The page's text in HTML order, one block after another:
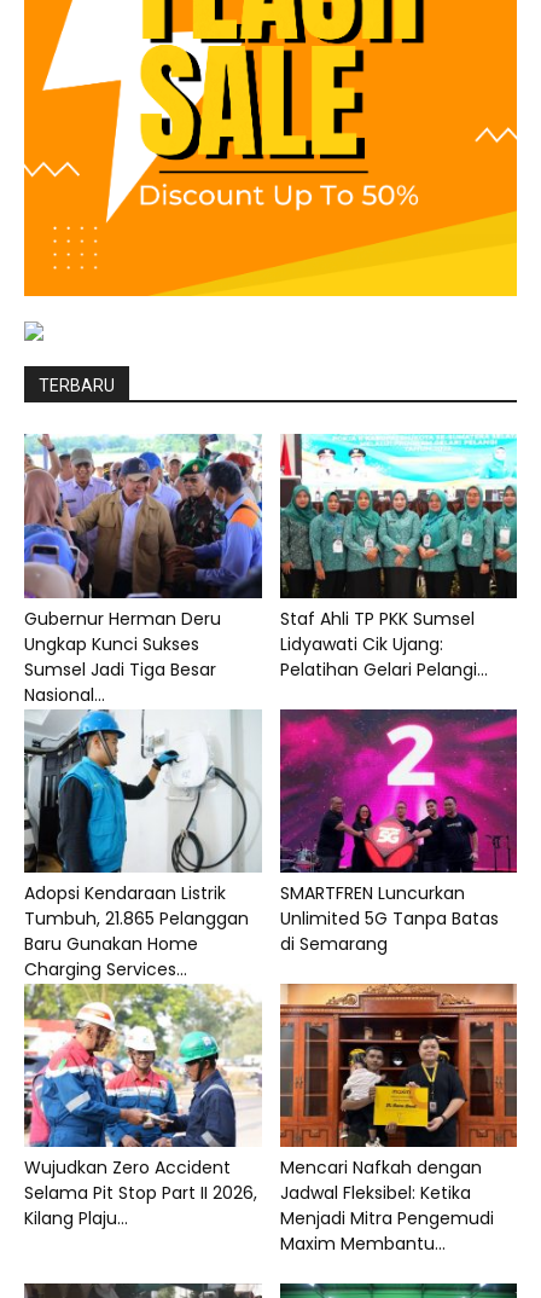
TERBARU
Gubernur Herman Deru
Ungkap Kunci Sukses
Sumsel Jadi Tiga Besar
Nasional...
Staf Ahli TP PKK Sumsel
Lidyawati Cik Ujang:
Pelatihan Gelari Pelangi...
Adopsi Kendaraan Listrik
Tumbuh, 21.865 Pelanggan
Baru Gunakan Home
Charging Services...
SMARTFREN Luncurkan
Unlimited 5G Tanpa Batas
di Semarang
Wujudkan Zero Accident
Selama Pit Stop Part II 2026,
Kilang Plaju...
Mencari Nafkah dengan
Jadwal Fleksibel: Ketika
Menjadi Mitra Pengemudi
Maxim Membantu...